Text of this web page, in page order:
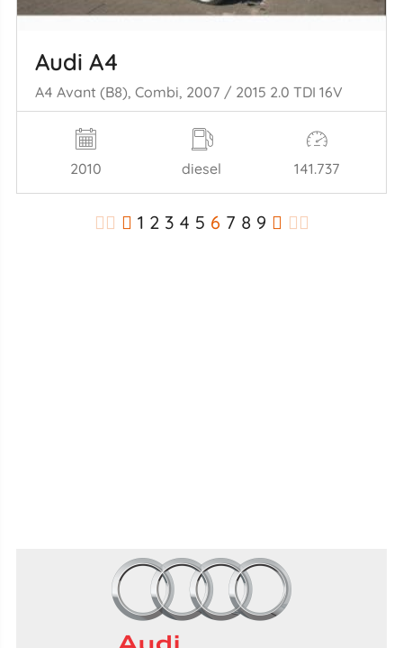
Audi A4
A4 Avant (B8), Combi, 2007 / 2015 2.0 TDI 16V
2010 diesel 141.737
1 2 3 4 5 6 7 8 9